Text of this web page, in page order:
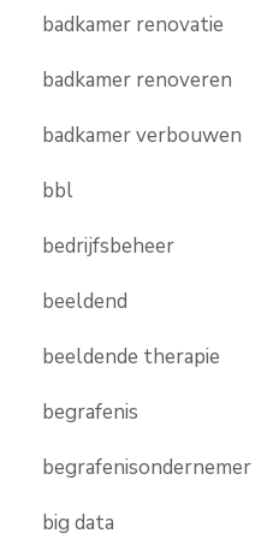
badkamer renovatie
badkamer renoveren
badkamer verbouwen
bbl
bedrijfsbeheer
beeldend
beeldende therapie
begrafenis
begrafenisondernemer
big data